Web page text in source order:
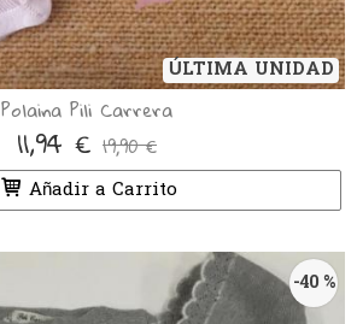
ÚLTIMA UNIDAD
Polaina Pili Carrera
11,94 € 19,90 €
Añadir a Carrito
-40 %